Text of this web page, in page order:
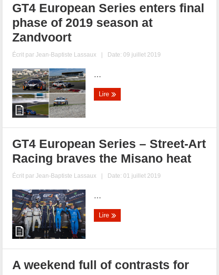
GT4 European Series enters final
phase of 2019 season at
Zandvoort
Écrit parJean-Baptiste Lassaux | Date: 09 juillet 2019
...
Lire
GT4 European Series – Street-Art
Racing braves the Misano heat
Écrit parJean-Baptiste Lassaux | Date: 01 juillet 2019
...
Lire
A weekend full of contrasts for